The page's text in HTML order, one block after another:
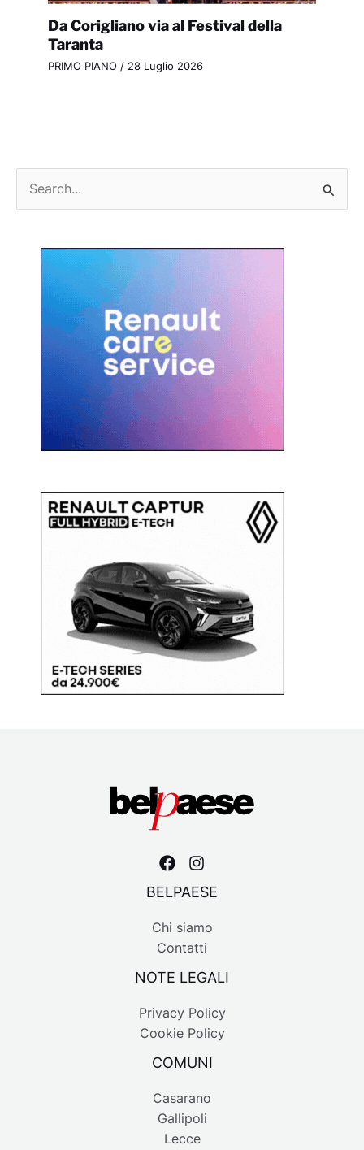
Da Corigliano via al Festival della
Taranta
PRIMO PIANO / 28 Luglio 2026
BELPAESE
Chi siamo
Contatti
NOTE LEGALI
Privacy Policy
Cookie Policy
COMUNI
Casarano
Gallipoli
Lecce